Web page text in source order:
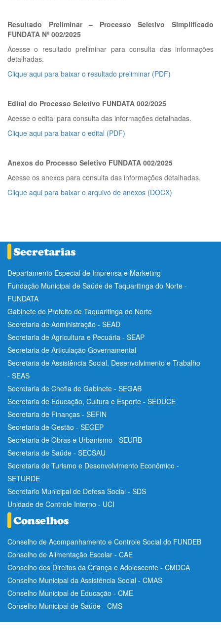
Resultado Preliminar – Processo Seletivo Simplificado
FUNDATA Nº 002/2025
Acesse o resultado preliminar para consulta das informações
detalhadas.
Clique aqui para baixar o resultado preliminar (PDF)
Edital do Processo Seletivo FUNDATA 002/2025
Acesse o edital para consulta das informações detalhadas.
Clique aqui para baixar o edital (PDF)
Anexos do Processo Seletivo FUNDATA 002/2025
Acesse os anexos para consulta das informações detalhadas.
Clique aqui para baixar o arquivo de anexos (DOCX)
Departamento Especial de Imprensa e Marketing
Fundação Municipal de Saúde de Taquaritinga do Norte -
FUNDATA
Gabinete do Prefeito de Taquaritinga do Norte
Secretaria de Administração - SEAD
Secretaria de Agricultura e Pecuária - SEAP
Secretaria de Articulação Governamental
Secretaria de Assistência Social, Desenvolvimento e Trabalho
- SEAS
Secretaria de Chefia de Gabinete - SEGAB
Secretaria de Educação, Cultura e Esporte - SEDUCE
Secretaria de Finanças - SEFIN
Secretaria de Gestão - SEGEP
Secretaria de Obras e Urbanismo - SEURB
Secretaria de Saúde - SECSAU
Secretaria de Turismo e Desenvolvimento Econômico -
SETURDE
Secretario Municipal de Defesa Social - SDS
Unidade de Controle Interno - UCI
Conselho de Acompanhamento e Controle Social do FUNDEB
Conselho de Alimentação Escolar - CAE
Conselho dos Direitos da Criança e Adolescente - CMDCA
Conselho Municipal da Assistência Social - CMAS
Conselho Municipal de Educação - CME
Conselho Municipal de Saúde - CMS